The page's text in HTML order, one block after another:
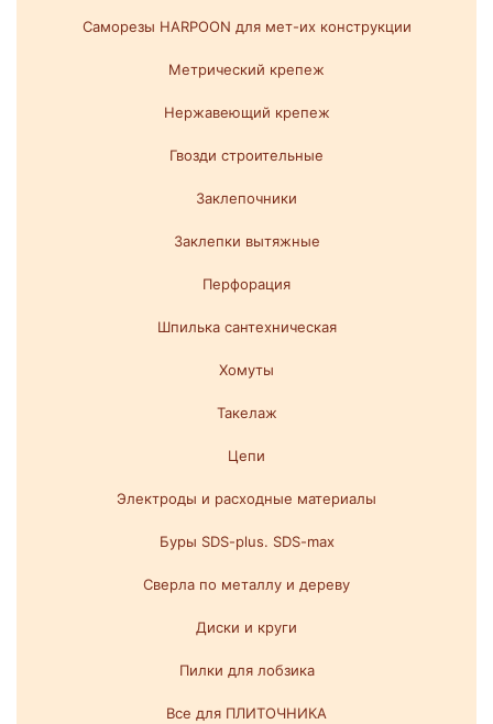
Саморезы HARPOON для мет-их конструкции
Метрический крепеж
Нержавеющий крепеж
Гвозди строительные
Заклепочники
Заклепки вытяжные
Перфорация
Шпилька сантехническая
Хомуты
Такелаж
Цепи
Электроды и расходные материалы
Буры SDS-plus. SDS-max
Сверла по металлу и дереву
Диски и круги
Пилки для лобзика
Все для ПЛИТОЧНИКА